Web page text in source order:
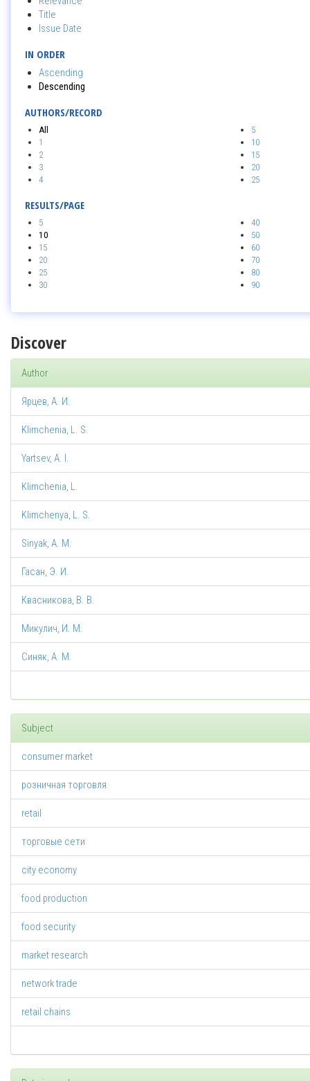
Title
Issue Date
IN ORDER
Ascending
Descending
AUTHORS/RECORD
All
1
2
3
4
5
10
15
20
25
RESULTS/PAGE
5
10
15
20
25
30
40
50
60
70
80
90
Discover
Author
Ярцев, А. И.
Klimchenia, L. S.
Yartsev, A. I.
Klimchenia, L.
Klimchenya, L. S.
Sinyak, A. M.
Гасан, Э. И.
Квасникова, В. В.
Микулич, И. М.
Синяк, А. М.
Subject
consumer market
розничная торговля
retail
торговые сети
city economy
food production
food security
market research
network trade
retail chains